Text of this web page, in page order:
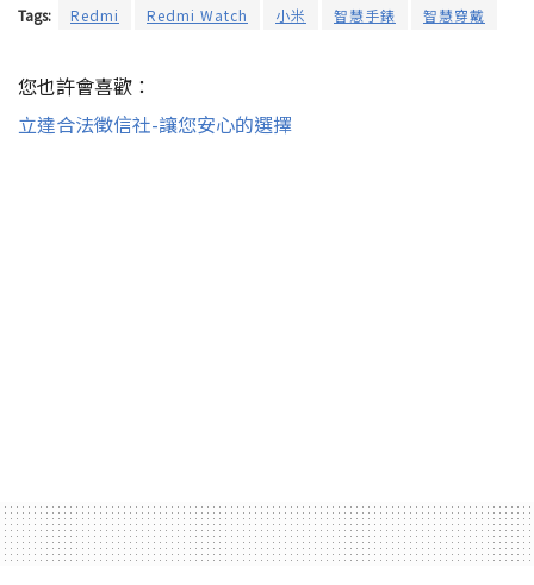
Tags: Redmi Redmi Watch 小米 智慧手錶 智慧穿戴
您也許會喜歡：
立達合法徵信社-讓您安心的選擇